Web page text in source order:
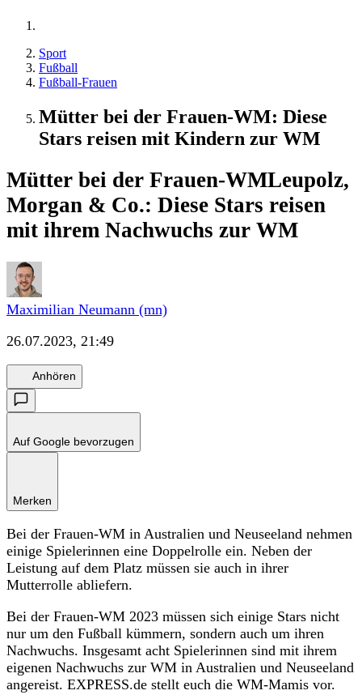
Sport
Fußball
Fußball-Frauen
Mütter bei der Frauen-WM: Diese
Stars reisen mit Kindern zur WM
Mütter bei der Frauen-WMLeupolz,
Morgan & Co.: Diese Stars reisen
mit ihrem Nachwuchs zur WM
Maximilian Neumann (mn)
26.07.2023, 21:49
Anhören
Auf Google bevorzugen
Merken
Bei der Frauen-WM in Australien und Neuseeland nehmen
einige Spielerinnen eine Doppelrolle ein. Neben der
Leistung auf dem Platz müssen sie auch in ihrer
Mutterrolle abliefern.
Bei der Frauen-WM 2023 müssen sich einige Stars nicht
nur um den Fußball kümmern, sondern auch um ihren
Nachwuchs. Insgesamt acht Spielerinnen sind mit ihrem
eigenen Nachwuchs zur WM in Australien und Neuseeland
angereist. EXPRESS.de stellt euch die WM-Mamis vor.